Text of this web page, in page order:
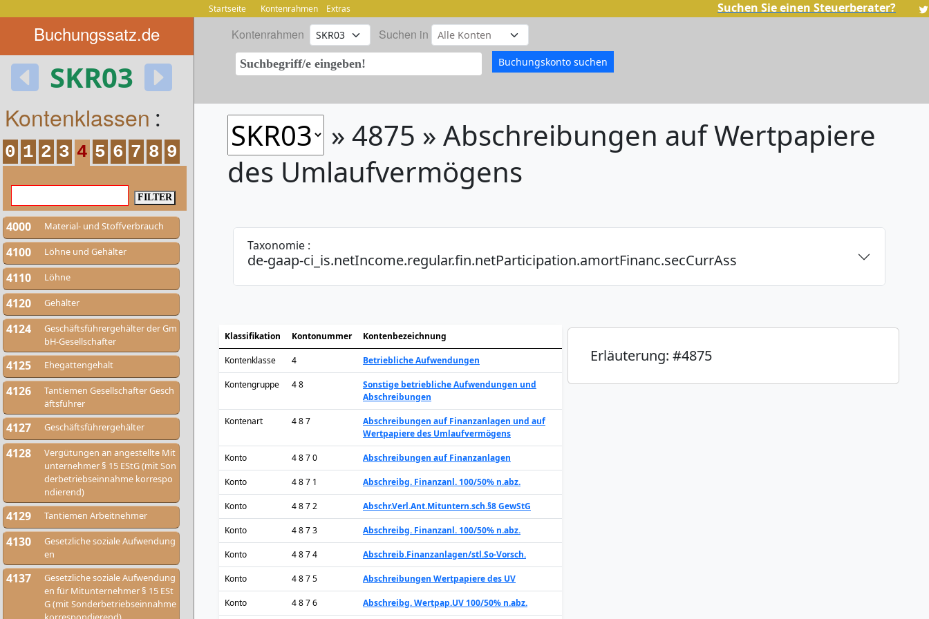
Startseite Kontenrahmen Extras Suchen Sie einen Steuerberater?
Buchungssatz.de
SKR03
Kontenrahmen Suchen in
Kontenklassen :
0 1 2 3 4 5 6 7 8 9
4000 Material- und Stoffverbrauch
4100 Löhne und Gehälter
4110 Löhne
4120 Gehälter
4124
Geschäftsführergehälter der Gm
bH-Gesellschafter
4125 Ehegattengehalt
4126
Tantiemen Gesellschafter Gesch
äftsführer
4127 Geschäftsführergehälter
4128
Vergütungen an angestellte Mit
unternehmer § 15 EStG (mit Son
derbetriebseinnahme korrespo
ndierend)
4129 Tantiemen Arbeitnehmer
4130
Gesetzliche soziale Aufwendung
en
4137
Gesetzliche soziale Aufwendung
en für Mitunternehmer § 15 ESt
G (mit Sonderbetriebseinnahme
» 4875 » Abschreibungen auf Wertpapiere
des Umlaufvermögens
Taxonomie :
de-gaap-ci_is.netIncome.regular.fin.netParticipation.amortFinanc.secCurrAss
Klassifikation Kontonummer Kontenbezeichnung
Kontenklasse 4 Betriebliche Aufwendungen
Kontengruppe 4 8
Sonstige betriebliche Aufwendungen und
Abschreibungen
Kontenart 4 8 7
Abschreibungen auf Finanzanlagen und auf
Wertpapiere des Umlaufvermögens
Konto 4 8 7 0 Abschreibungen auf Finanzanlagen
Konto 4 8 7 1 Abschreibg. Finanzanl. 100/50% n.abz.
Konto 4 8 7 2 Abschr.Verl.Ant.Mituntern.sch.§8 GewStG
Konto 4 8 7 3 Abschreibg. Finanzanl. 100/50% n.abz.
Konto 4 8 7 4 Abschreib.Finanzanlagen/stl.So-Vorsch.
Konto 4 8 7 5 Abschreibungen Wertpapiere des UV
Konto 4 8 7 6 Abschreibg. Wertpap.UV 100/50% n.abz.
Erläuterung: #4875